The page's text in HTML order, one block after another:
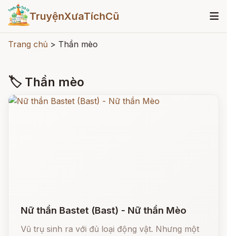
TruyệnXưaTíchCũ
Trang chủ > Thần mèo
🏷 Thần mèo
Nữ thần Bastet (Bast) - Nữ thần Mèo
Vũ trụ sinh ra với đủ loại động vật. Nhưng một